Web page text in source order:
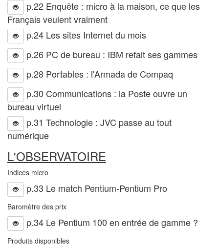
p.22 Enquête : micro à la maison, ce que les
Français veulent vraiment
p.24 Les sites Internet du mois
p.26 PC de bureau : IBM refait ses gammes
p.28 Portables : l'Armada de Compaq
p.30 Communications : la Poste ouvre un
bureau virtuel
p.31 Technologie : JVC passe au tout
numérique
L'OBSERVATOIRE
Indices micro
p.33 Le match Pentium-Pentium Pro
Baromètre des prix
p.34 Le Pentium 100 en entrée de gamme ?
Produits disponibles